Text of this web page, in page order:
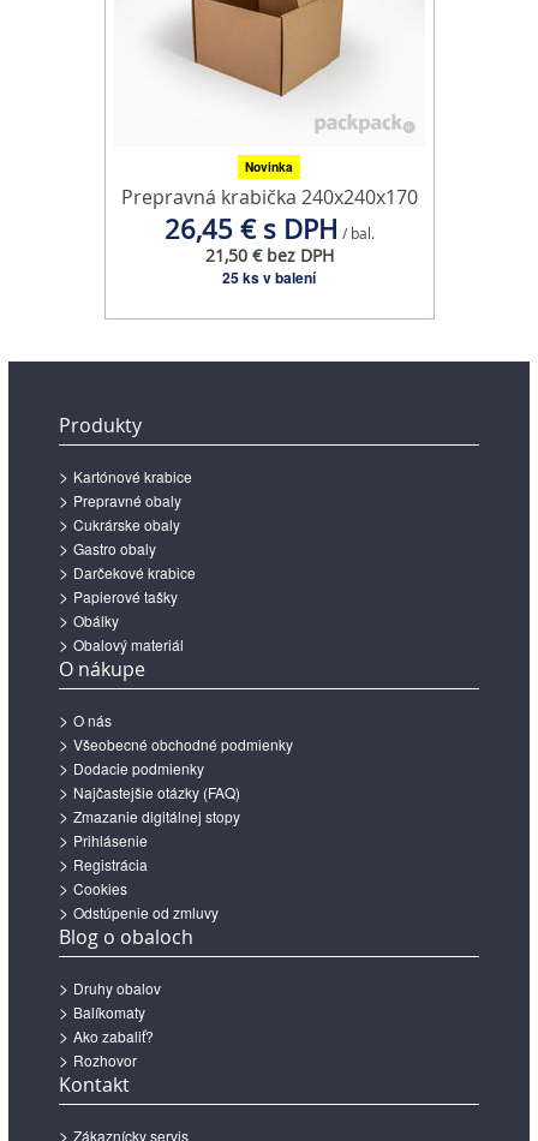
Novinka
Prepravná krabička 240x240x170
26,45 € s DPH / bal.
21,50 € bez DPH
25 ks v balení
Produkty
Kartónové krabice
Prepravné obaly
Cukrárske obaly
Gastro obaly
Darčekové krabice
Papierové tašky
Obálky
Obalový materiál
O nákupe
O nás
Všeobecné obchodné podmienky
Dodacie podmienky
Najčastejšie otázky (FAQ)
Zmazanie digitálnej stopy
Prihlásenie
Registrácia
Cookies
Odstúpenie od zmluvy
Blog o obaloch
Druhy obalov
Balíkomaty
Ako zabaliť?
Rozhovor
Kontakt
Zákaznícky servis